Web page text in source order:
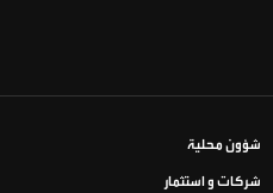
شؤون محلية
شركات و استثمار